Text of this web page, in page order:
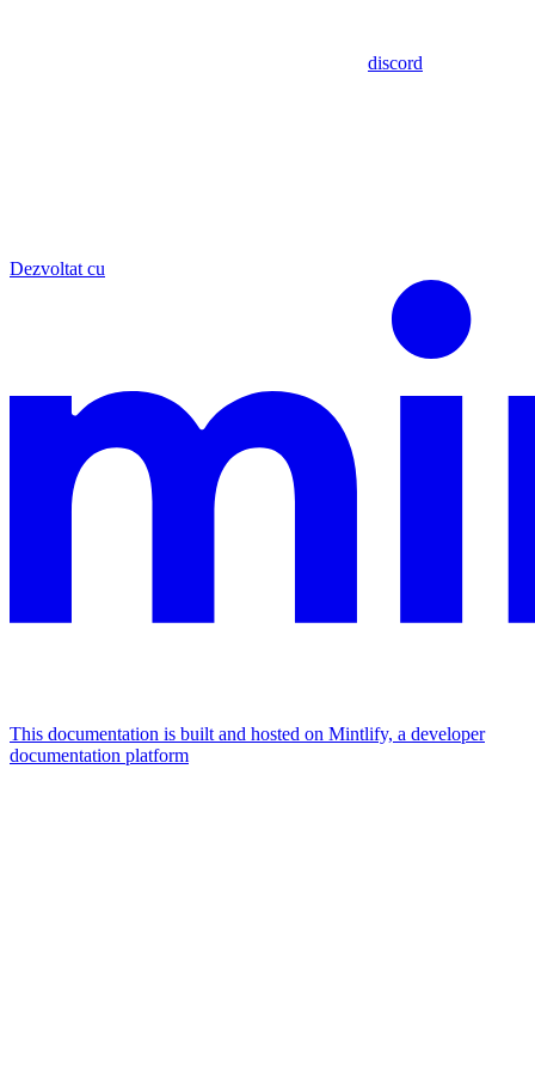
discord
Dezvoltat cu
This documentation is built and hosted on Mintlify, a developer
documentation platform